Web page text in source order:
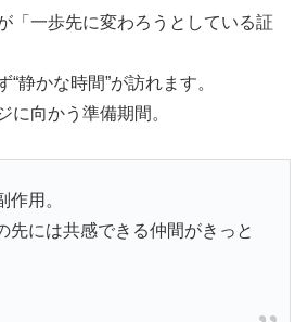
「一歩先に変わろうとしている証
静かな時間”が訪れます。
に向かう準備期間。
作用。
先には共感できる仲間がきっと